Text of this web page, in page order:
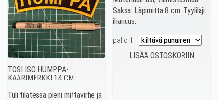
TOSI ISO HUMPPA-
KAARIMERKKI 14 CM
Tuli tilatessa pieni mittavirhe ja
Saksa. Läpimitta 8 cm. Tyylilaji:
ihanuus.
pallo 1 :